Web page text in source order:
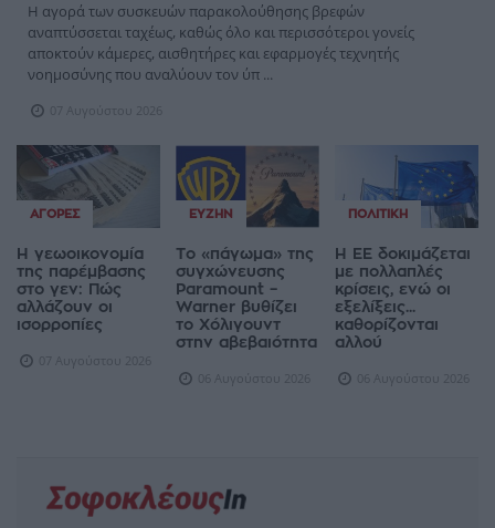
Η αγορά των συσκευών παρακολούθησης βρεφών
αναπτύσσεται ταχέως, καθώς όλο και περισσότεροι γονείς
αποκτούν κάμερες, αισθητήρες και εφαρμογές τεχνητής
νοημοσύνης που αναλύουν τον ύπ ...
07 Αυγούστου 2026
ΑΓΟΡΈΣ
Η γεωοικονομία
της παρέμβασης
στο γεν: Πώς
αλλάζουν οι
ισορροπίες
07 Αυγούστου 2026
ΕΥΖΗΝ
Το «πάγωμα» της
συγχώνευσης
Paramount –
Warner βυθίζει
το Χόλιγουντ
στην αβεβαιότητα
06 Αυγούστου 2026
ΠΟΛΙΤΙΚΉ
Η ΕΕ δοκιμάζεται
με πολλαπλές
κρίσεις, ενώ οι
εξελίξεις...
καθορίζονται
αλλού
06 Αυγούστου 2026